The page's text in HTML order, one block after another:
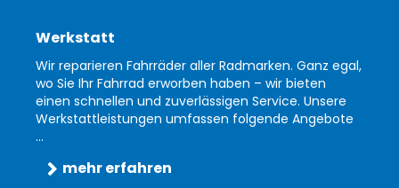
Werkstatt
Wir reparieren Fahrräder aller Radmarken. Ganz egal,
wo Sie Ihr Fahrrad erworben haben – wir bieten
einen schnellen und zuverlässigen Service. Unsere
Werkstattleistungen umfassen folgende Angebote
...
mehr erfahren